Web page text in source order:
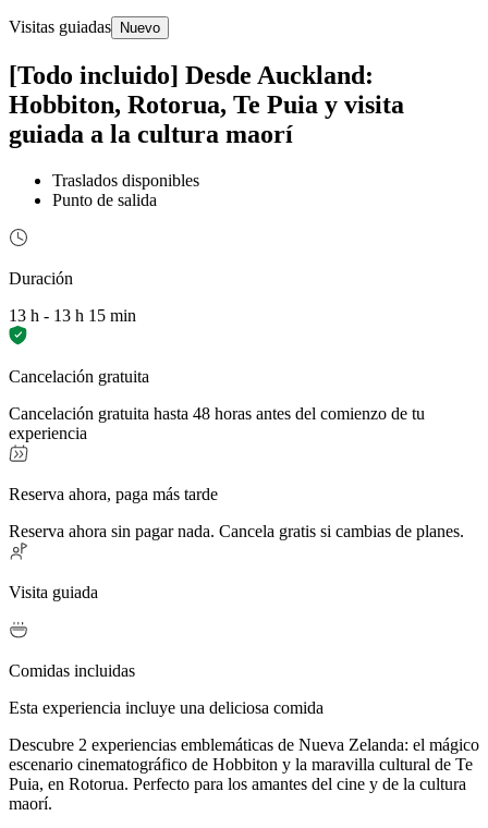
Visitas guiadas Nuevo
[Todo incluido] Desde Auckland:
Hobbiton, Rotorua, Te Puia y visita
guiada a la cultura maorí
Traslados disponibles
Punto de salida
Duración
13 h - 13 h 15 min
Cancelación gratuita
Cancelación gratuita hasta 48 horas antes del comienzo de tu
experiencia
Reserva ahora, paga más tarde
Reserva ahora sin pagar nada. Cancela gratis si cambias de planes.
Visita guiada
Comidas incluidas
Esta experiencia incluye una deliciosa comida
Descubre 2 experiencias emblemáticas de Nueva Zelanda: el mágico
escenario cinematográfico de Hobbiton y la maravilla cultural de Te
Puia, en Rotorua. Perfecto para los amantes del cine y de la cultura
maorí.